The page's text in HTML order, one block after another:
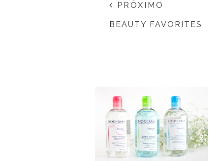
PRÓXIMO
BEAUTY FAVORITES